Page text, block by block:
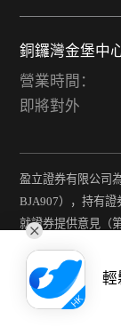
銅鑼灣金堡中
營業時間：
即將對外
盈立證券有限公司
BJA907），持有
就證券提供意見（
構融資提供意見（
輕